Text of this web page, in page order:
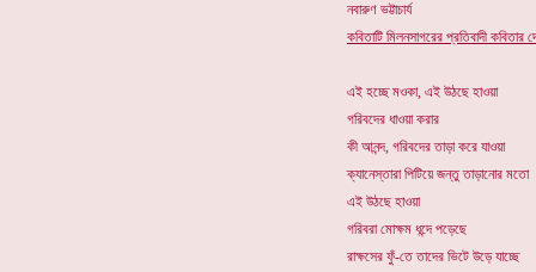
নবারুণ ভট্টাচার্য
কবিতাটি মিলনসাগরের প্রতিবাদী
এই হচ্ছে মওকা, এই উঠছে হাওয়া
গরিবদের ধাওয়া করার
কী আনন্দ, গরিবদের তাড়া করে যাওয়া
ক্যানেস্তারা পিটিয়ে জন্তু তাড়ানোর মতো
এই উঠছে হাওয়া
গরিবরা মোক্ষম ধন্দে পড়েছে
রাক্ষসের ফুঁ-তে তাদের ভিটে উড়ে যাচ্ছে